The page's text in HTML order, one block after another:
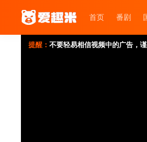
首页 番剧
提醒： 不要轻易相信视频中的广告，